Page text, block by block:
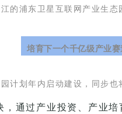
浦东卫星互联网产业生态
培育下一个千亿级产业赛
划年内启动建设，同步
通过产业投资、产业